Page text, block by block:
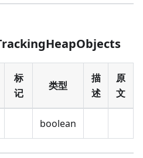
标
记
类型
描
述
原
文
boolean